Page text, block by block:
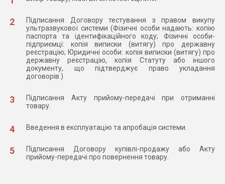
Підписання Договору тестування з правом викупу
ультразвукової системи (Фізичні особи надають: копію
паспорта та ідентифікаційного коду; Фізичні особи-
підприємці: копія виписки (витягу) про державну
реєстрацію; Юридичні особи: копія виписки (витягу) про
державну реєстрацію, копія Статуту або іншого
документу, що підтверджує право укладання
договорів.)
Підписання Акту прийому-передачі при отриманні
товару.
Введення в експлуатацію та апробація системи.
Підписання Договору купівлі-продажу або Акту
прийому-передачі про повернення товару.